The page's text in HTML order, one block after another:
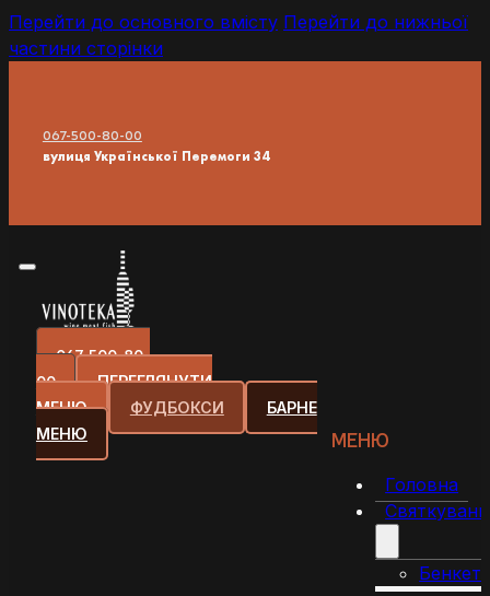
Перейти до основного вмісту Перейти до нижньої
частини сторінки
067-500-80-00
вулиця Української Перемоги 34
067-500-80-
00
ПЕРЕГЛЯНУТИ
МЕНЮ
ФУДБОКСИ
БАРНЕ
МЕНЮ
МЕНЮ
Головна